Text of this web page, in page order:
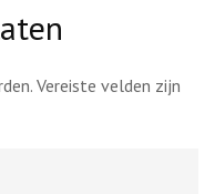
Vereiste velden zijn